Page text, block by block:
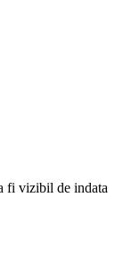
fi vizibil de indata